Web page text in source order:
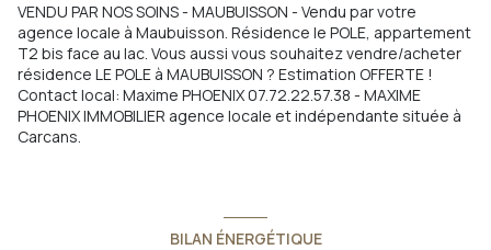
VENDU PAR NOS SOINS - MAUBUISSON - Vendu par votre
agence locale à Maubuisson. Résidence le POLE, appartement
T2 bis face au lac. Vous aussi vous souhaitez vendre/acheter
résidence LE POLE à MAUBUISSON ? Estimation OFFERTE !
Contact local: Maxime PHOENIX 07.72.22.57.38 - MAXIME
PHOENIX IMMOBILIER agence locale et indépendante située à
Carcans.
BILAN ÉNERGÉTIQUE